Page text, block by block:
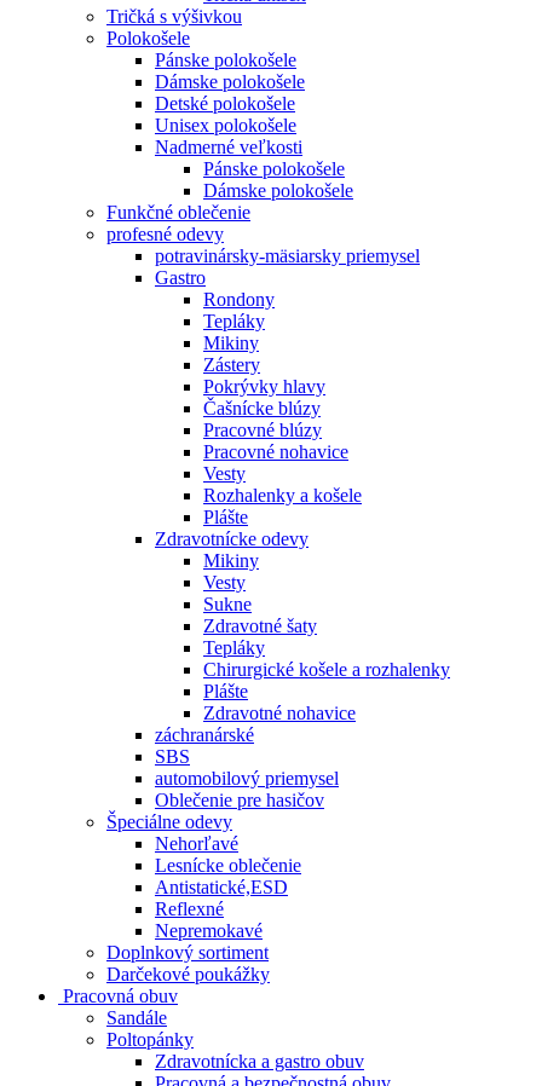
Tričká s výšivkou
Polokošele
Pánske polokošele
Dámske polokošele
Detské polokošele
Unisex polokošele
Nadmerné veľkosti
Pánske polokošele
Dámske polokošele
Funkčné oblečenie
profesné odevy
potravinársky-mäsiarsky priemysel
Gastro
Rondony
Tepláky
Mikiny
Zástery
Pokrývky hlavy
Čašnícke blúzy
Pracovné blúzy
Pracovné nohavice
Vesty
Rozhalenky a košele
Plášte
Zdravotnícke odevy
Mikiny
Vesty
Sukne
Zdravotné šaty
Tepláky
Chirurgické košele a rozhalenky
Plášte
Zdravotné nohavice
záchranárské
SBS
automobilový priemysel
Oblečenie pre hasičov
Špeciálne odevy
Nehorľavé
Lesnícke oblečenie
Antistatické,ESD
Reflexné
Nepremokavé
Doplnkový sortiment
Darčekové poukážky
Pracovná obuv
Sandále
Poltopánky
Zdravotnícka a gastro obuv